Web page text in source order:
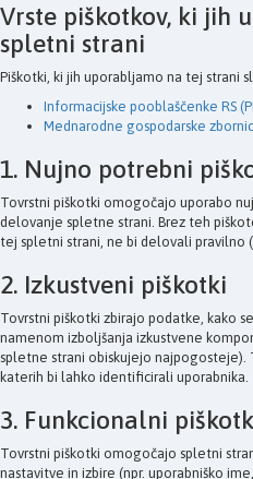
Vrste piškotkov, ki jih
spletni strani
Piškotki, ki jih uporabljamo na tej strani
Informacijske pooblaščenke RS
Mednarodne gospodarske
1. Nujno potrebni
Tovrstni piškotki omogočajo uporabo
delovanje spletne strani. Brez teh
tej spletni strani, ne bi delovali pravilno
2. Izkustveni piškotki
Tovrstni piškotki zbirajo podatke, kako
namenom izboljšanja izkustvene
spletne strani obiskujejo najpogosteje).
katerih bi lahko identificirali uporabnika.
3. Funkcionalni
Tovrstni piškotki omogočajo spletni
nastavitve in izbire (npr. uporabniško